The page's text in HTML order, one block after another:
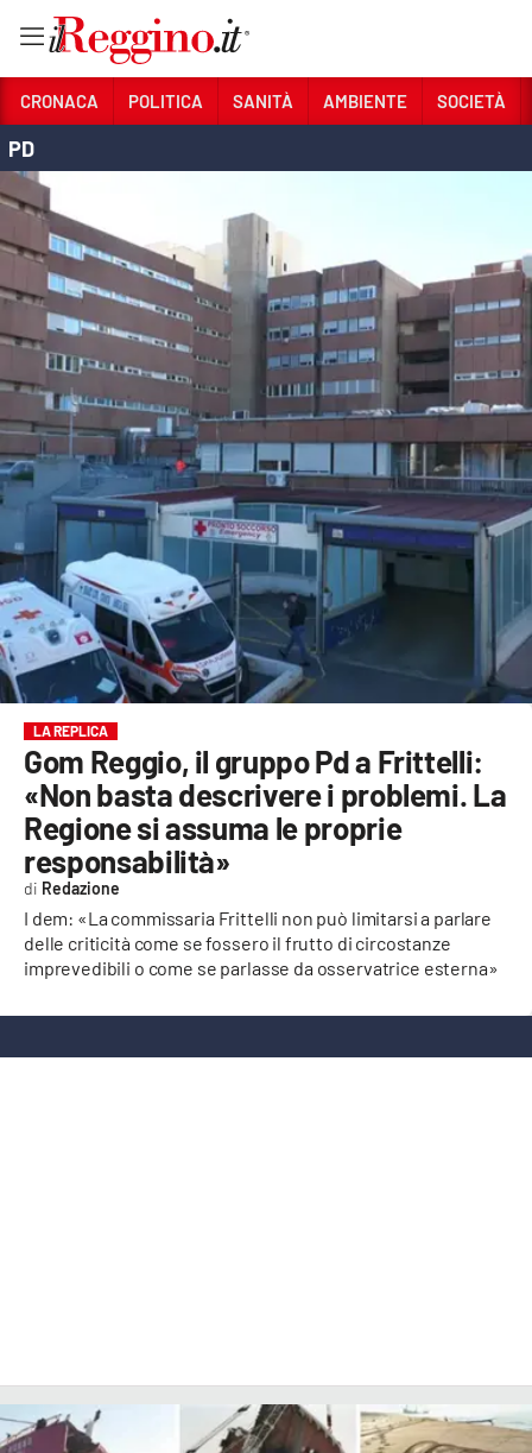
Sezioni
CRONACA
POLITICA
SANITÀ
AMBIENTE
SOCIETÀ
CULTURA
ECONOMIA E LAVORO
EVENTI
SPORT
Streaming
LAC TV
LAC NETWORK
LAC ONAIR
LaC
Network
LACPLAY.IT
LACONAIR.IT
App
CRONACA POLITICA SANITÀ AMBIENTE SOCIETÀ
PD
LA REPLICA
Gom Reggio, il gruppo Pd a Frittelli:
«Non basta descrivere i problemi. La
Regione si assuma le proprie
responsabilità»
I dem: «La commissaria Frittelli non può limitarsi a parlare
delle criticità come se fossero il frutto di circostanze
imprevedibili o come se parlasse da osservatrice esterna»
Redazione